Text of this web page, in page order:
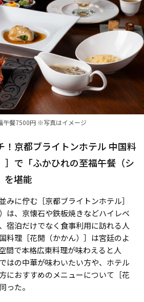
午餐7500円 ※写真はイメージ
！京都ブライトンホテル 中国料
］で「ふかひれの至福午餐（シ
を堪能
みに佇む［京都ブライトンホテル］
は、京懐石や鉄板焼きなどハイレベ
宿泊だけでなく食事利用に訪れる人
料理［花閒（かかん）］は宮廷のよ
間で本格広東料理が味わえると人
はの中華が味わいたい方や、ホテル
におすすめのメニューについて［花
った。